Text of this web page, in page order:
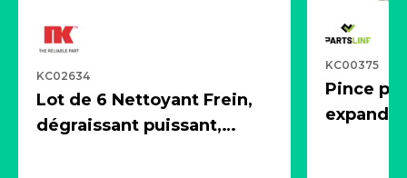
KC02634
Lot de 6 Nettoyant Frein,
dégraissant puissant,
KC00375
Pince